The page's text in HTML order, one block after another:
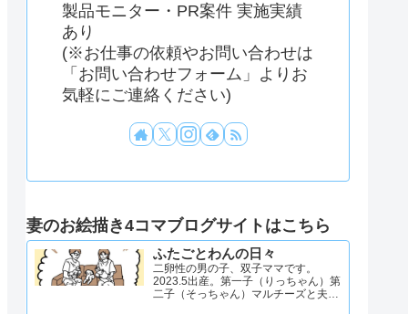
製品モニター・PR案件 実施実績
あり
(※お仕事の依頼やお問い合わせは
「お問い合わせフォーム」よりお
気軽にご連絡ください)
妻のお絵描き4コマブログサイトはこちら
ふたごとわんの日々
二卵性の男の子、双子ママです。
2023.5出産。第一子（りっちゃん）第
二子（そっちゃん）マルチーズと夫と